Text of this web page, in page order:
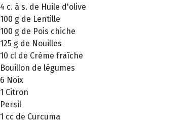
4 c. à s. de Huile d'olive
100 g de Lentille
100 g de Pois chiche
125 g de Nouilles
10 cl de Crème fraîche
Bouillon de légumes
6 Noix
1 Citron
Persil
1 cc de Curcuma